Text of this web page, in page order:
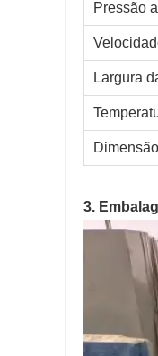
Pressão
Largura
3.